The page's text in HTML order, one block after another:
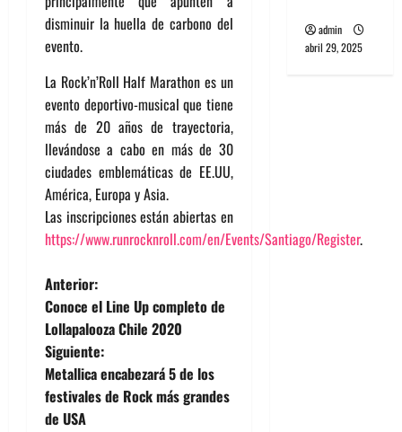
disminuir la huella de carbono del
evento.
La Rock’n’Roll Half Marathon es un
evento deportivo-musical que tiene
más de 20 años de trayectoria,
llevándose a cabo en más de 30
ciudades emblemáticas de EE.UU,
América, Europa y Asia.
Las inscripciones están abiertas en
https://www.runrocknroll.com/en/Events/Santiago/Register.
N
a
v
e
Anterior:
Conoce el Line Up completo de
Lollapalooza Chile 2020
Siguiente:
Metallica encabezará 5 de los
festivales de Rock más grandes
de USA
admin
abril 29, 2025